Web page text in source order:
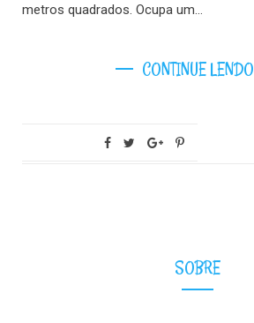
metros quadrados. Ocupa um…
CONTINUE LENDO
SOBRE